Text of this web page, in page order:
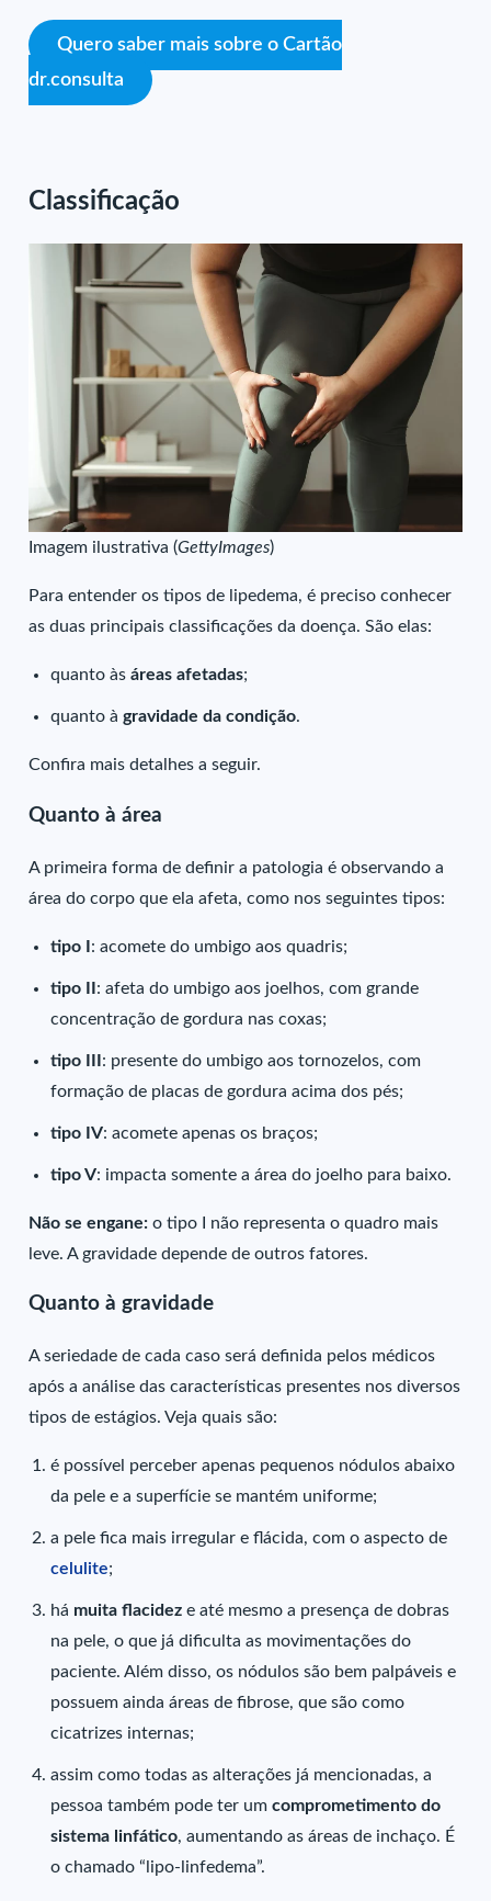
Quero saber mais sobre o Cartão
dr.consulta
Classificação
Imagem ilustrativa (GettyImages)
Para entender os tipos de lipedema, é preciso conhecer
as duas principais classificações da doença. São elas:
quanto àsáreas afetadas;
quanto àgravidade da condição.
Confira mais detalhes a seguir.
Quanto à área
A primeira forma de definir a patologia é observando a
área do corpo que ela afeta, como nos seguintes tipos:
tipo I : acomete do umbigo aos quadris;
tipo II : afeta do umbigo aos joelhos, com grande
concentração de gordura nas coxas;
tipo III : presente do umbigo aos tornozelos, com
formação de placas de gordura acima dos pés;
tipo IV: acomete apenas os braços;
tipo V: impacta somente a área do joelho para baixo.
Não se engane: o tipo I não representa o quadro mais
leve. A gravidade depende de outros fatores.
Quanto à gravidade
A seriedade de cada caso será definida pelos médicos
após a análise das características presentes nos diversos
tipos de estágios. Veja quais são:
é possível perceber apenas pequenos nódulos abaixo
da pele e a superfície se mantém uniforme;
a pele fica mais irregular e flácida, com o aspecto de
celulite;
há muita flacidez e até mesmo a presença de dobras
na pele, o que já dificulta as movimentações do
paciente. Além disso, os nódulos são bem palpáveis e
possuem ainda áreas de fibrose, que são como
cicatrizes internas;
assim como todas as alterações já mencionadas, a
pessoa também pode ter umcomprometimento do
sistema linfático, aumentando as áreas de inchaço. É
o chamado “lipo-linfedema”.